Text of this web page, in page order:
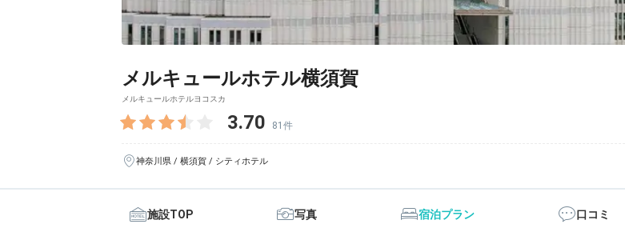
メルキュールホテル横須賀
メルキュールホテルヨコスカ
3.70 81件
神奈川県 / 横須賀 / シティホテル
施設TOP 写真 宿泊プラン 口コミ